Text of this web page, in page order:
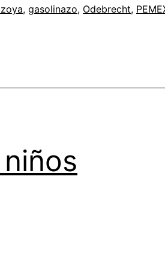
, gasolinazo, Odebrecht,